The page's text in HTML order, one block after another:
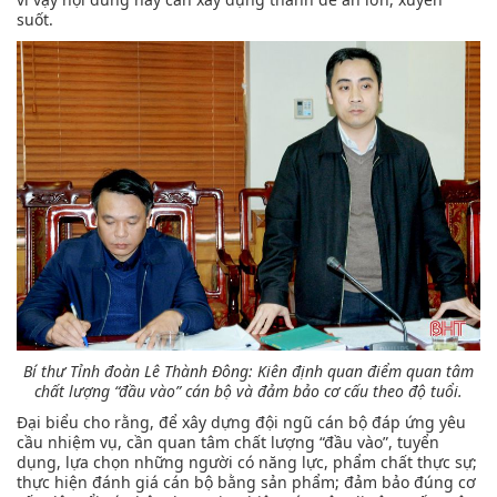
suốt.
Bí thư Tỉnh đoàn Lê Thành Đông: Kiên định quan điểm quan tâm
chất lượng “đầu vào” cán bộ và đảm bảo cơ cấu theo độ tuổi.
Đại biểu cho rằng, để xây dựng đội ngũ cán bộ đáp ứng yêu
cầu nhiệm vụ, cần quan tâm chất lượng “đầu vào”, tuyển
dụng, lựa chọn những người có năng lực, phẩm chất thực sự;
thực hiện đánh giá cán bộ bằng sản phẩm; đảm bảo đúng cơ